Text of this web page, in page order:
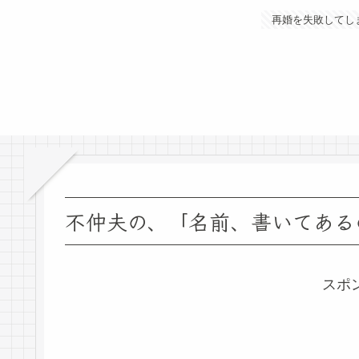
再婚を失敗してし
不仲夫の、「名前、書いてあ
スポ